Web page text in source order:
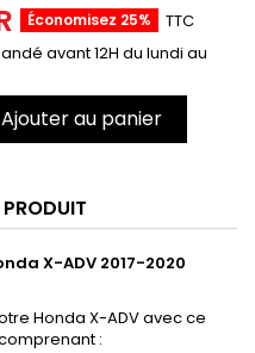
Économisez 25%
TTC
avant 12H du lundi au
Ajouter au panier
X-ADV 2017-2020
Honda X-ADV avec ce
: